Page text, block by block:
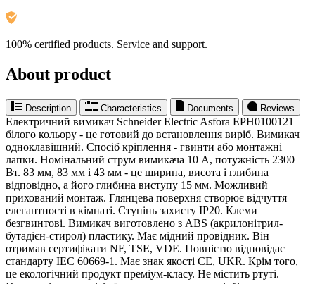
100% certified products. Service and support.
About product
Description Characteristics Documents Reviews
Електричний вимикач Schneider Electric Asfora EPH0100121
білого кольору - це готовий до встановлення виріб. Вимикач
одноклавішний. Спосіб кріплення - гвинти або монтажні
лапки. Номінальний струм вимикача 10 A, потужність 2300
Вт. 83 мм, 83 мм і 43 мм - це ширина, висота і глибина
відповідно, а його глибина виступу 15 мм. Можливий
прихований монтаж. Глянцева поверхня створює відчуття
елегантності в кімнаті. Ступінь захисту IP20. Клеми
безгвинтові. Вимикач виготовлено з ABS (акрилонітрил-
бутадієн-стирол) пластику. Має мідний провідник. Він
отримав сертифікати NF, TSE, VDE. Повністю відповідає
стандарту IEC 60669-1. Має знак якості CE, UKR. Крім того,
це екологічний продукт преміум-класу. Не містить ртуті.